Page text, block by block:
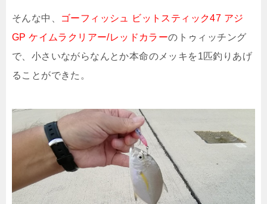
そんな中、
ゴーフィッシュ ビットスティック47 アジ
GP ケイムラクリアー/レッドカラーのトゥィッチング
で、小さいながらなんとか本命のメッキを1匹釣りあげ
ることができた。